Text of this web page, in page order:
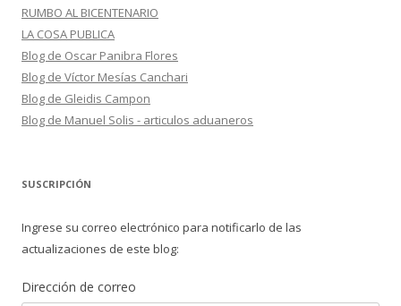
RUMBO AL BICENTENARIO
LA COSA PUBLICA
Blog de Oscar Panibra Flores
Blog de Víctor Mesías Canchari
Blog de Gleidis Campon
Blog de Manuel Solis - articulos aduaneros
SUSCRIPCIÓN
Ingrese su correo electrónico para notificarlo de las
actualizaciones de este blog:
Dirección de correo